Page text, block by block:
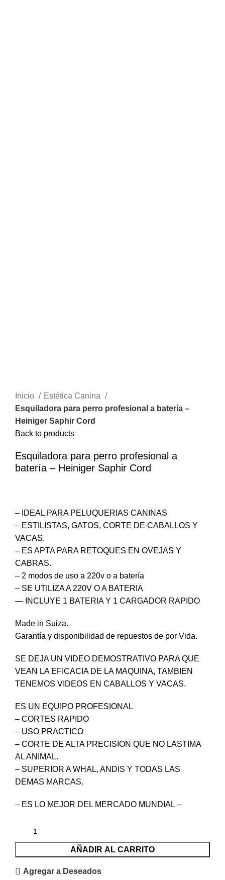
Inicio
Estética Canina
Esquiladora para perro profesional a batería –
Heiniger Saphir Cord
Back to products
Esquiladora para perro profesional a
batería – Heiniger Saphir Cord
– IDEAL PARA PELUQUERIAS CANINAS
– ESTILISTAS, GATOS, CORTE DE CABALLOS Y
VACAS.
– ES APTA PARA RETOQUES EN OVEJAS Y
CABRAS.
– 2 modos de uso a 220v o a batería
– SE UTILIZA A 220V O A BATERIA
— INCLUYE 1 BATERIA Y 1 CARGADOR RAPIDO
Made in Suiza.
Garantía y disponibilidad de repuestos de por Vida.
SE DEJA UN VIDEO DEMOSTRATIVO PARA QUE
VEAN LA EFICACIA DE LA MAQUINA, TAMBIEN
TENEMOS VIDEOS EN CABALLOS Y VACAS.
ES UN EQUIPO PROFESIONAL
– CORTES RAPIDO
– USO PRACTICO
– CORTE DE ALTA PRECISION QUE NO LASTIMA
AL ANIMAL.
– SUPERIOR A WHAL, ANDIS Y TODAS LAS
DEMAS MARCAS.
– ES LO MEJOR DEL MERCADO MUNDIAL –
AÑADIR AL CARRITO
Agregar a Deseados